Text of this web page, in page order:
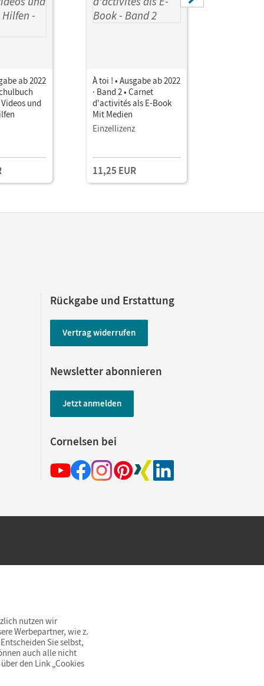
ab 2022
und
À toi ! • Ausgabe ab 2022
· Band 2 • Carnet
d'activités als E-Book
Mit Medien
Einzellizenz
11,25 EUR
Rückgabe und Erstattung
Vertrag widerrufen
Newsletter abonnieren
Jetzt anmelden
Cornelsen bei
nutzen wir
Werbepartner, wie z.
Sie selbst,
auch alle nicht
den Link „Cookies